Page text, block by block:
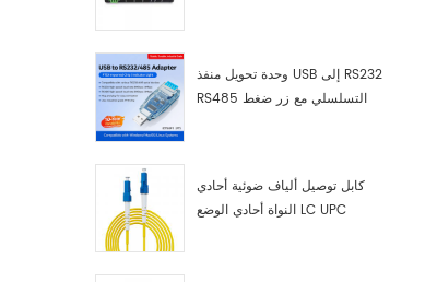
وحدة تحويل منفذ USB إلى RS232
RS485 التسلسلي مع زر ضغط
كابل توصيل ألياف ضوئية أحادي
النواة أحادي الوضع LC UPC